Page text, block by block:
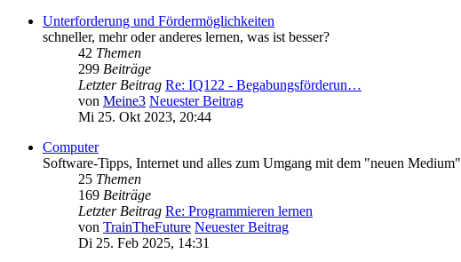
Unterforderung und Fördermöglichkeiten
schneller, mehr oder anderes lernen, was ist besser?
42 Themen
299 Beiträge
Letzter Beitrag Re: IQ122 - Begabungsförderun…
von Meine3 Neuester Beitrag
Mi 25. Okt 2023, 20:44
Computer
Software-Tipps, Internet und alles zum Umgang mit dem "neuen Medium"
25 Themen
169 Beiträge
Letzter Beitrag Re: Programmieren lernen
von TrainTheFuture Neuester Beitrag
Di 25. Feb 2025, 14:31